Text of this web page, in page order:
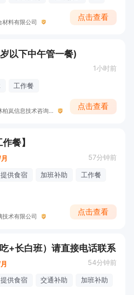
材料有限公司
点击查看
以下中午管一餐)
1小时前
工作餐
渭南市高新区枫林柏岚信息技术咨询工作室
点击查看
餐】
57分钟前
提供食宿 加班补助
工作餐
技术有限公司
点击查看
+长白班）请直接电话联系
54分钟前
提供食宿 交通补助
加班补助